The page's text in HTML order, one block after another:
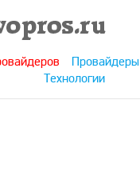
Провайдеры
Технологии